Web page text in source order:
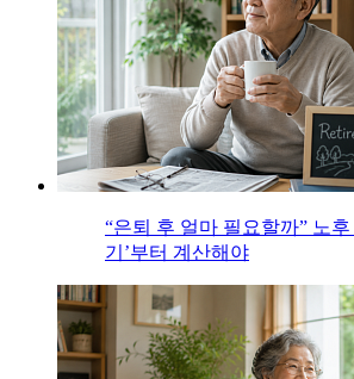
“은퇴 후 얼마 필요할까” 노후
기’부터 계산해야